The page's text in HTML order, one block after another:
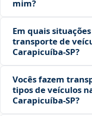
mim?
Em quais
transporte de
Carapicuíba‑SP?
Vocês fazem
tipos de veículos
Carapicuíba‑SP?